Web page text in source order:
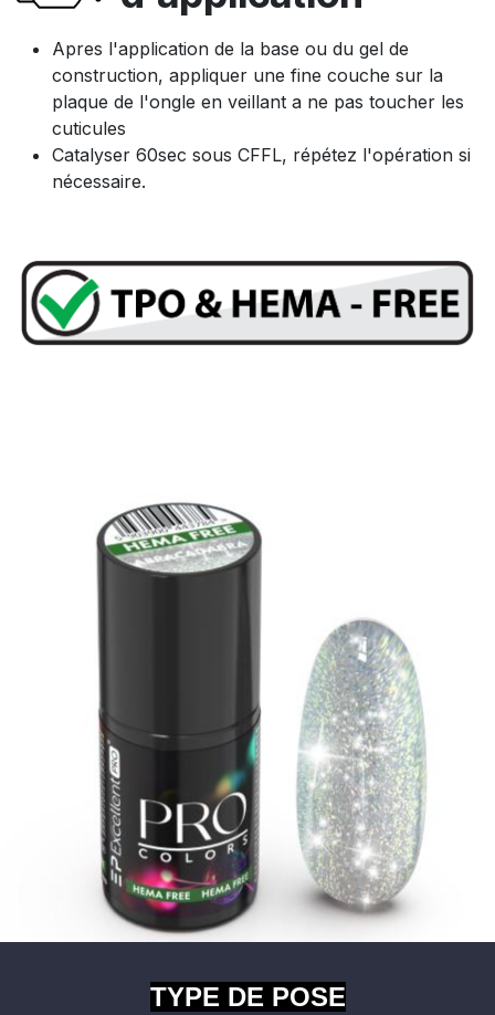
Apres l'application de la base ou du gel de
construction, appliquer une fine couche sur la
plaque de l'ongle en veillant a ne pas toucher les
cuticules
Catalyser 60sec sous CFFL, répétez l'opération si
nécessaire.
TYPE DE POSE